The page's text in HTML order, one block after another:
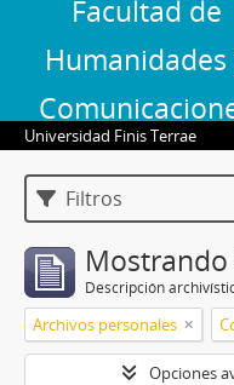
Facultad de
Humanidades
Universidad Finis Terrae
Filtros
Descripción
Archivos personales
Opciones